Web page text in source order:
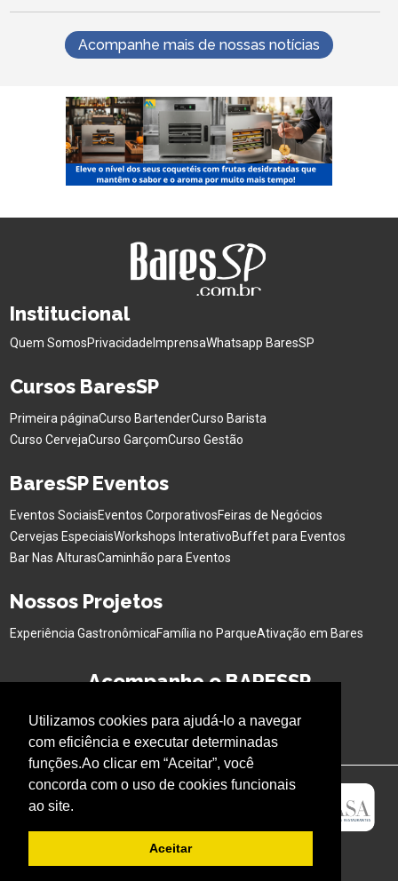
Utilizamos cookies para ajudá-lo a navegar
com eficiência e executar determinadas
funções.Ao clicar em “Aceitar”, você
concorda com o uso de cookies funcionais
ao site.
Aceitar
Acompanhe mais de nossas notícias
Institucional
Quem SomosPrivacidade ImprensaWhatsapp BaresSP
Cursos BaresSP
Primeira páginaCurso BartenderCurso Barista
Curso CervejaCurso GarçomCurso Gestão
BaresSP Eventos
Eventos SociaisEventos CorporativosFeiras de Negócios
Cervejas EspeciaisWorkshops InterativoBuffet para Eventos
Bar Nas AlturasCaminhão para Eventos
Nossos Projetos
Experiência GastronômicaFamília no ParqueAtivação em Bares
Acompanhe o BARESSP